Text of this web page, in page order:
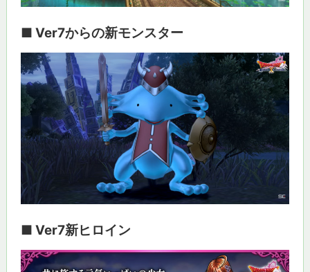
■ Ver7からの新モンスター
■ Ver7新ヒロイン